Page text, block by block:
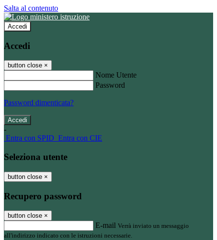
Salta al contenuto
Accedi
Accedi
button close ×
Nome Utente
Password
Password dimenticata?
-
Entra con SPID Entra con CIE
Seleziona utente
button close ×
Recupero password
button close ×
E-mail Verrà inviato un messaggio
all'indirizzo indicato con le istruzioni necessarie.